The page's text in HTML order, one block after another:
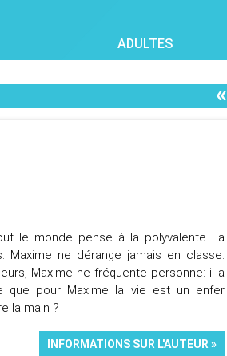
ADULTES
«
le monde pense à la polyvalente La
Maxime ne dérange jamais en classe.
Maxime ne fréquente personne: il a
pour Maxime la vie est un enfer
la main ?
INFORMATIONS SUR L'AUTEUR »